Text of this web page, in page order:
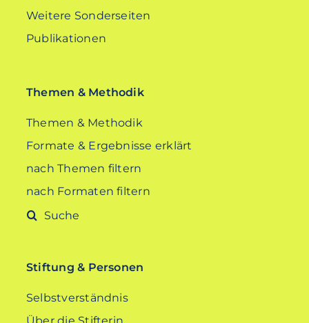
Weitere Sonderseiten
Publikationen
Themen & Methodik
Themen & Methodik
Formate & Ergebnisse erklärt
nach Themen filtern
nach Formaten filtern
Suche
Stiftung & Personen
Selbstverständnis